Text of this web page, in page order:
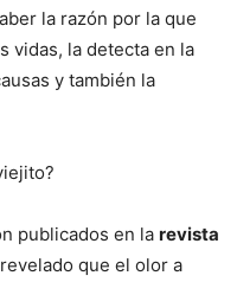
la razón por la que
vidas, la detecta en la
y también la
publicados en la revista
que el olor a